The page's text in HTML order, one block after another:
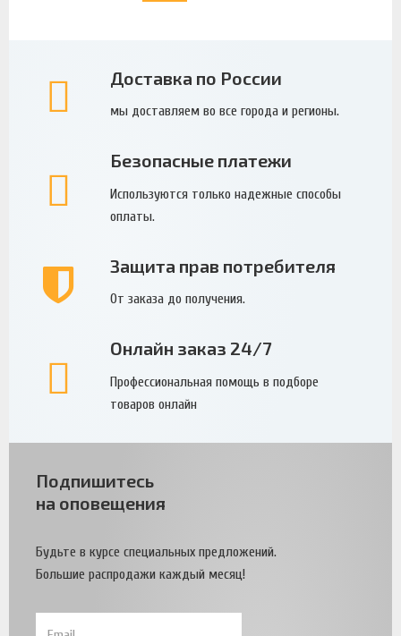
Доставка по России
мы доставляем во все города и регионы.
Безопасные платежи
Используются только надежные способы
оплаты.
Защита прав потребителя
От заказа до получения.
Онлайн заказ 24/7
Профессиональная помощь в подборе
товаров онлайн
Подпишитесь
на оповещения
Будьте в курсе специальных предложений.
Большие распродажи каждый месяц!